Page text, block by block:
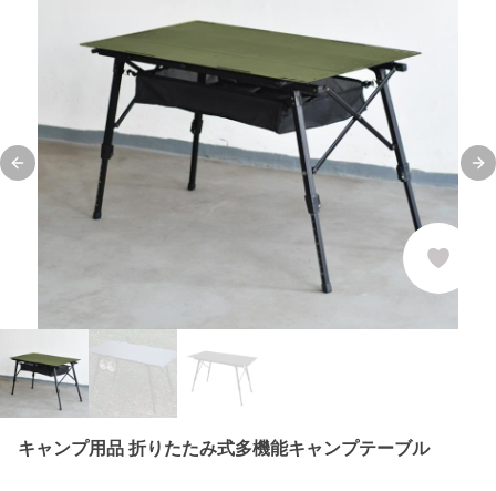
Previous slide
キャンプ用品 折りたたみ式多機能キャンプテーブル